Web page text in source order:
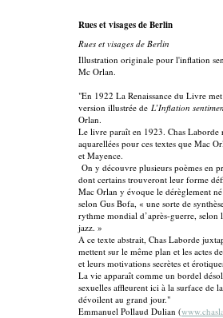
Rues et visages de Berlin
Rues et visages de Berlin
Illustration originale pour l'inflation
Mc Orlan.
"En 1922 La Renaissance du Livre
version illustrée de L’Inflation
Orlan.
Le livre paraît en 1923. Chas Laborde
aquarellées pour ces textes que Mac
et Mayence.
On y découvre plusieurs poèmes en
dont certains trouveront leur forme
Mac Orlan y évoque le dérèglement né
selon Gus Bofa, « une sorte de
rythme mondial d’après-guerre, selon
jazz. »
A ce texte abstrait, Chas Laborde
mettent sur le même plan et les actes
et leurs motivations secrètes et
La vie apparaît comme un bordel
sexuelles affleurent ici à la surface de
dévoilent au grand jour."
Emmanuel Pollaud Dulian (